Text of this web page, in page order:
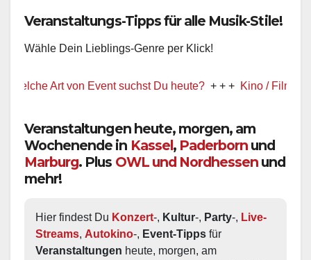
Veranstaltungs-Tipps für alle Musik-Stile!
Wähle Dein Lieblings-Genre per Klick!
Art von Event suchst Du heute? + + + Kino / Film + + +
Veranstaltungen heute, morgen, am
Wochenende in Kassel, Paderborn und
Marburg. Plus OWL und Nordhessen und
mehr!
Hier findest Du Konzert-, Kultur-, Party-, Live-
Streams, Autokino-, Event-Tipps
Veranstaltungen heute, morgen, am